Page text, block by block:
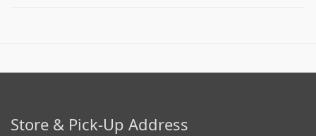
Store & Pick-Up Address